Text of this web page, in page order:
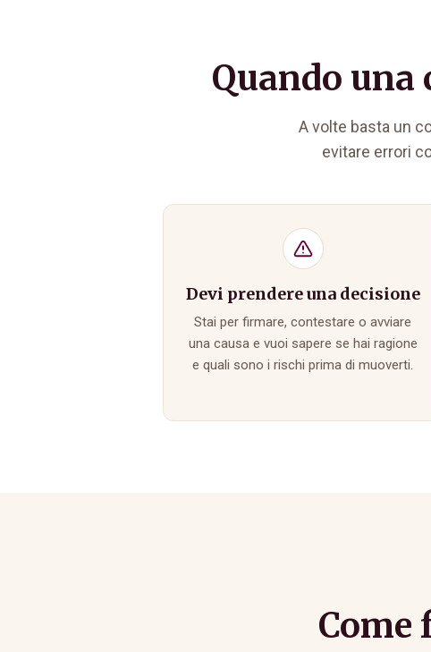
Quando
A volte basta un
evitare errori
Devi prendere una decisione
Stai per firmare, contestare o avviare
una causa e vuoi sapere se hai ragione
e quali sono i rischi prima di muoverti.
Come